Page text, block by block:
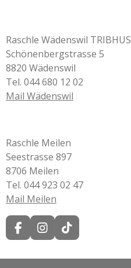
Raschle Wädenswil TRIBHUS
Schönenbergstrasse 5
8820 Wädenswil
Tel. 044 680 12 02
Mail Wädenswil
Raschle Meilen
Seestrasse 897
8706 Meilen
Tel. 044 923 02 47
Mail Meilen
F
a
I
n
T
i